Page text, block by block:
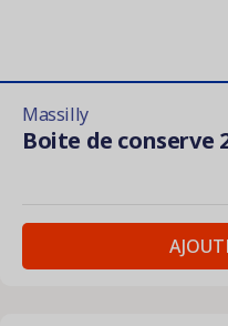
Massilly
Boite de conserve